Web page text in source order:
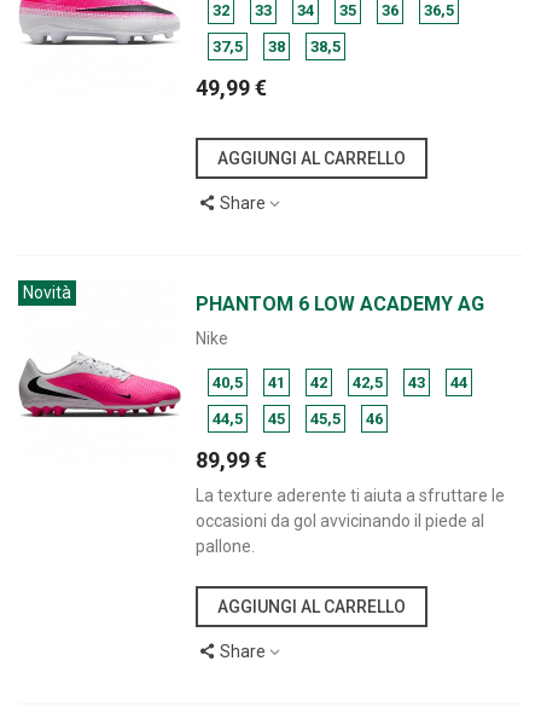
32 33 34 35 36
36,5
37,5
38 38,5
49,99 €
AGGIUNGI AL CARRELLO
Share
Novità PHANTOM 6 LOW ACADEMY AG
Nike
40,5 41 42 42,5 43
44
44,5
45 45,5 46
89,99 €
La texture aderente ti aiuta a sfruttare le
occasioni da gol avvicinando il piede al
pallone.
AGGIUNGI AL CARRELLO
Share